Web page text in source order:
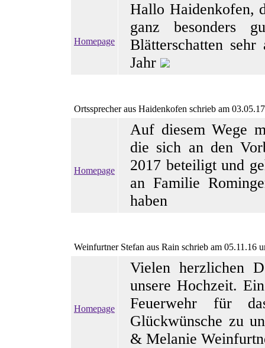
Homepage
Hallo Haidenkofen,
ganz besonders
Blätterschatten
Jahr
Ortssprecheraus Haidenkofen schrieb am
Homepage
Auf diesem Wege
die sich an den
2017 beteiligt und
an Familie
haben
Weinfurtner Stefan aus Rain schrieb am 05.11.16
Homepage
Vielen herzlichen
unsere Hochzeit.
Feuerwehr für
Glückwünsche zu
& Melanie